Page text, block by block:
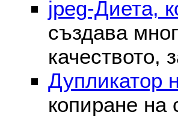
jpeg-Диета,
създава
качеството,
Дупликатор
копиране на